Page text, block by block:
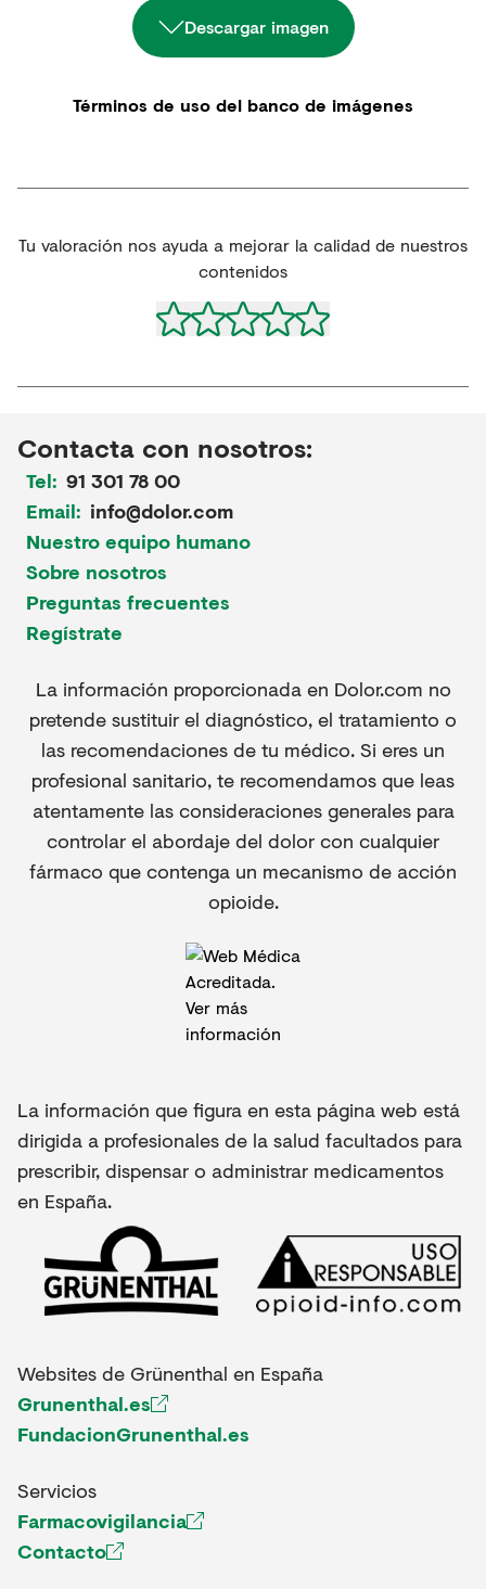
Descargar imagen
Términos de uso del banco de imágenes
Tu valoración nos ayuda a mejorar la calidad de nuestros
contenidos
Contacta con nosotros:
Tel: 91 301 78 00
Email: info@dolor.com
Nuestro equipo humano
Sobre nosotros
Preguntas frecuentes
Regístrate
La información proporcionada en Dolor.com no
pretende sustituir el diagnóstico, el tratamiento o
las recomendaciones de tu médico. Si eres un
profesional sanitario, te recomendamos que leas
atentamente las consideraciones generales para
controlar el abordaje del dolor con cualquier
fármaco que contenga un mecanismo de acción
opioide.
La información que figura en esta página web está
dirigida a profesionales de la salud facultados para
prescribir, dispensar o administrar medicamentos
en España.
Websites de Grünenthal en España
Grunenthal.es
FundacionGrunenthal.es
Servicios
Farmacovigilancia
Contacto